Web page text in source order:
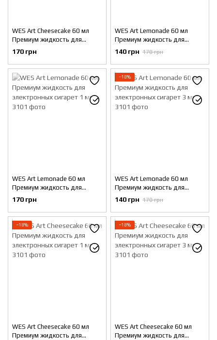
WES Art Cheesecake 60 мл
Премиум жидкость для
электронных сигарет 0 мг
170 грн
WES Art Lemonade 60 мл
Премиум жидкость для
электронных сигарет 0 мг
140 грн 170 грн
WES Art Lemonade 60 мл
Премиум жидкость для
электронных сигарет 1 мг
170 грн
−18%
WES Art Lemonade 60 мл
Премиум жидкость для
электронных сигарет 3 мг
140 грн 170 грн
−18%
WES Art Cheesecake 60 мл
Премиум жидкость для
−18%
WES Art Cheesecake 60 мл
Премиум жидкость для